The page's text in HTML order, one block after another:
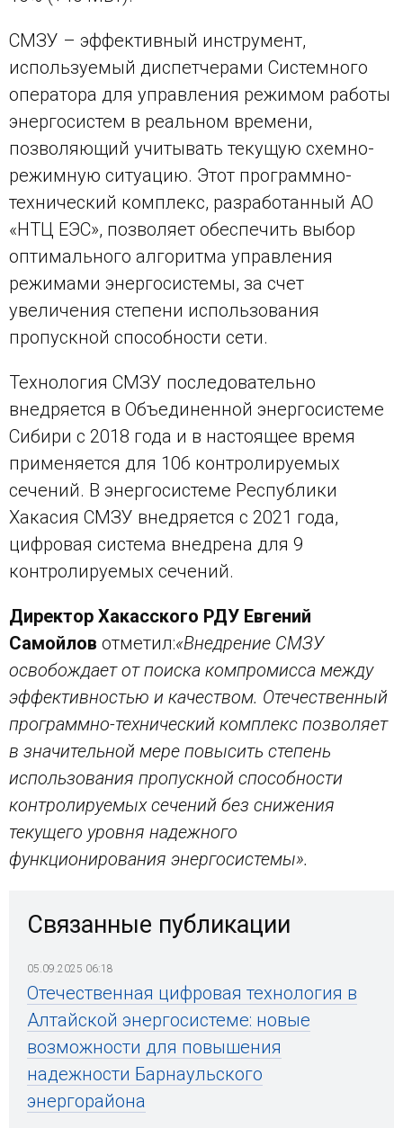
СМЗУ – эффективный инструмент,
используемый диспетчерами Системного
оператора для управления режимом работы
энергосистем в реальном времени,
позволяющий учитывать текущую схемно-
режимную ситуацию. Этот программно-
технический комплекс, разработанный АО
«НТЦ ЕЭС», позволяет обеспечить выбор
оптимального алгоритма управления
режимами энергосистемы, за счет
увеличения степени использования
пропускной способности сети.
Технология СМЗУ последовательно
внедряется в Объединенной энергосистеме
Сибири с 2018 года и в настоящее время
применяется для 106 контролируемых
сечений. В энергосистеме Республики
Хакасия СМЗУ внедряется с 2021 года,
цифровая система внедрена для 9
контролируемых сечений.
Директор Хакасского РДУ Евгений
Самойлов отметил:«Внедрение СМЗУ
освобождает от поиска компромисса между
эффективностью и качеством. Отечественный
программно-технический комплекс позволяет
в значительной мере повысить степень
использования пропускной способности
контролируемых сечений без снижения
текущего уровня надежного
функционирования энергосистемы».
Связанные публикации
05.09.2025 06:18
Отечественная цифровая технология в
Алтайской энергосистеме: новые
возможности для повышения
надежности Барнаульского
энергорайона